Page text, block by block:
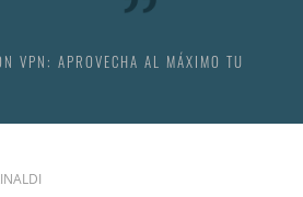
VPN: APROVECHA AL MÁXIMO TU